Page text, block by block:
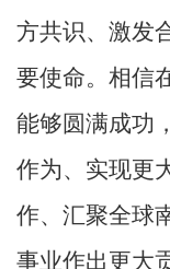
方共识、激发
要使命。相信
能够圆满成功
作为、实现更
作、汇聚全球
事业作出更大